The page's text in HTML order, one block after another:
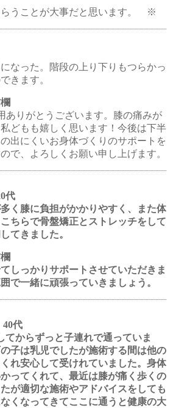
らうことが大事だと思います。 ※
なった。階段の上り下りもつらかっ
きます。
ありがとうございます。膝の痛みが
どもも嬉しく思います！今後は下半
出にくいお身体づくりのサポートを
で、よろしくお願い申し上げます。
代
く膝に負担がかかりやすく、また体
ちらで骨盤矯正とストレッチをして
てきました。
しっかりサポートさせていただきま
で一緒に頑張っていきましょう。
代
てからずっと子連れで通っていま
子は乳児でしたが施術する間は他の
れ安心して受けれていました。身体
ってくれて、最近は膝が痛く歩くの
が適切な施術やアドバイスをしても
くなってきてここに通うと健康の大